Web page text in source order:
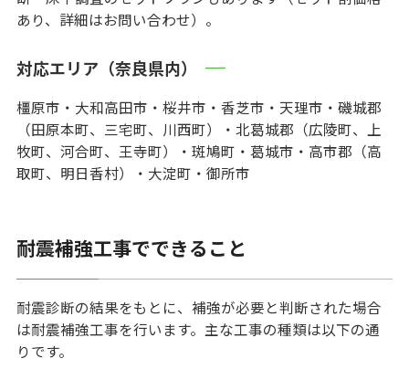
あり、詳細はお問い合わせ）。
対応エリア（奈良県内）
橿原市・大和高田市・桜井市・香芝市・天理市・磯城郡
（田原本町、三宅町、川西町）・北葛城郡（広陵町、上
牧町、河合町、王寺町）・斑鳩町・葛城市・高市郡（高
取町、明日香村）・大淀町・御所市
耐震補強工事でできること
耐震診断の結果をもとに、補強が必要と判断された場合
は耐震補強工事を行います。主な工事の種類は以下の通
りです。